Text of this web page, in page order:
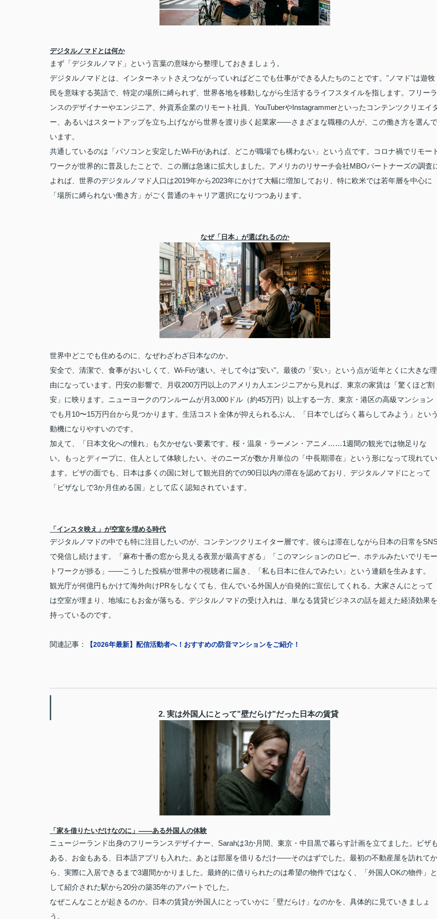
デジタルノマドとは何か
まず「デジタルノマド」という言葉の意味から整理しておきましょう。
デジタルノマドとは、インターネットさえつながっていればどこでも仕事ができる人たちのことです。"ノマド"は遊牧
民を意味する英語で、特定の場所に縛られず、世界各地を移動しながら生活するライフスタイルを指します。フリーラ
ンスのデザイナーやエンジニア、外資系企業のリモート社員、YouTuberやInstagrammerといったコンテンツクリエイ
ー、あるいはスタートアップを立ち上げながら世界を渡り歩く起業家——さまざまな職種の人が、この働き方を選んで
います。
共通しているのは「パソコンと安定したWi-Fiがあれば、どこが職場でも構わない」という点です。コロナ禍でリモー
ワークが世界的に普及したことで、この層は急速に拡大しました。アメリカのリサーチ会社MBOパートナーズの調査
よれば、世界のデジタルノマド人口は2019年から2023年にかけて大幅に増加しており、特に欧米では若年層を中心に
「場所に縛られない働き方」がごく普通のキャリア選択になりつつあります。
なぜ「日本」が選ばれるのか
世界中どこでも住めるのに、なぜわざわざ日本なのか。
安全で、清潔で、食事がおいしくて、Wi-Fiが速い。そして今は"安い"。最後の「安い」という点が近年とくに大きな理
由になっています。円安の影響で、月収200万円以上のアメリカ人エンジニアから見れば、東京の家賃は「驚くほど割
安」に映ります。ニューヨークのワンルームが月3,000ドル（約45万円）以上する一方、東京・港区の高級マンション
でも月10〜15万円台から見つかります。生活コスト全体が抑えられるぶん、「日本でしばらく暮らしてみよう」とい
動機になりやすいのです。
加えて、「日本文化への憧れ」も欠かせない要素です。桜・温泉・ラーメン・アニメ……1週間の観光では物足りな
い。もっとディープに、住人として体験したい。そのニーズが数か月単位の「中長期滞在」という形になって現れてい
ます。ビザの面でも、日本は多くの国に対して観光目的での90日以内の滞在を認めており、デジタルノマドにとって
「ビザなしで3か月住める国」として広く認知されています。
「インスタ映え」が空室を埋める時代
デジタルノマドの中でも特に注目したいのが、コンテンツクリエイター層です。彼らは滞在しながら日本の日常を
で発信し続けます。「麻布十番の窓から見える夜景が最高すぎる」「このマンションのロビー、ホテルみたいでリモー
トワークが捗る」——こうした投稿が世界中の視聴者に届き、「私も日本に住んでみたい」という連鎖を生みます。
観光庁が何億円もかけて海外向けPRをしなくても、住んでいる外国人が自発的に宣伝してくれる。大家さんにとって
は空室が埋まり、地域にもお金が落ちる。デジタルノマドの受け入れは、単なる賃貸ビジネスの話を超えた経済効果を
持っているのです。
関連記事： 【2026年最新】配信活動者へ！おすすめの防音マンションをご紹介！
2. 実は外国人にとって"壁だらけ"だった日本の賃貸
「家を借りたいだけなのに」——ある外国人の体験
ニュージーランド出身のフリーランスデザイナー、Sarahは3か月間、東京・中目黒で暮らす計画を立てました。ビザ
ある、お金もある、日本語アプリも入れた。あとは部屋を借りるだけ——そのはずでした。最初の不動産屋を訪れてか
ら、実際に入居できるまで3週間かかりました。最終的に借りられたのは希望の物件ではなく、「外国人OKの物件」と
して紹介された駅から20分の築35年のアパートでした。
なぜこんなことが起きるのか。日本の賃貸が外国人にとっていかに「壁だらけ」なのかを、具体的に見ていきましょ
う。